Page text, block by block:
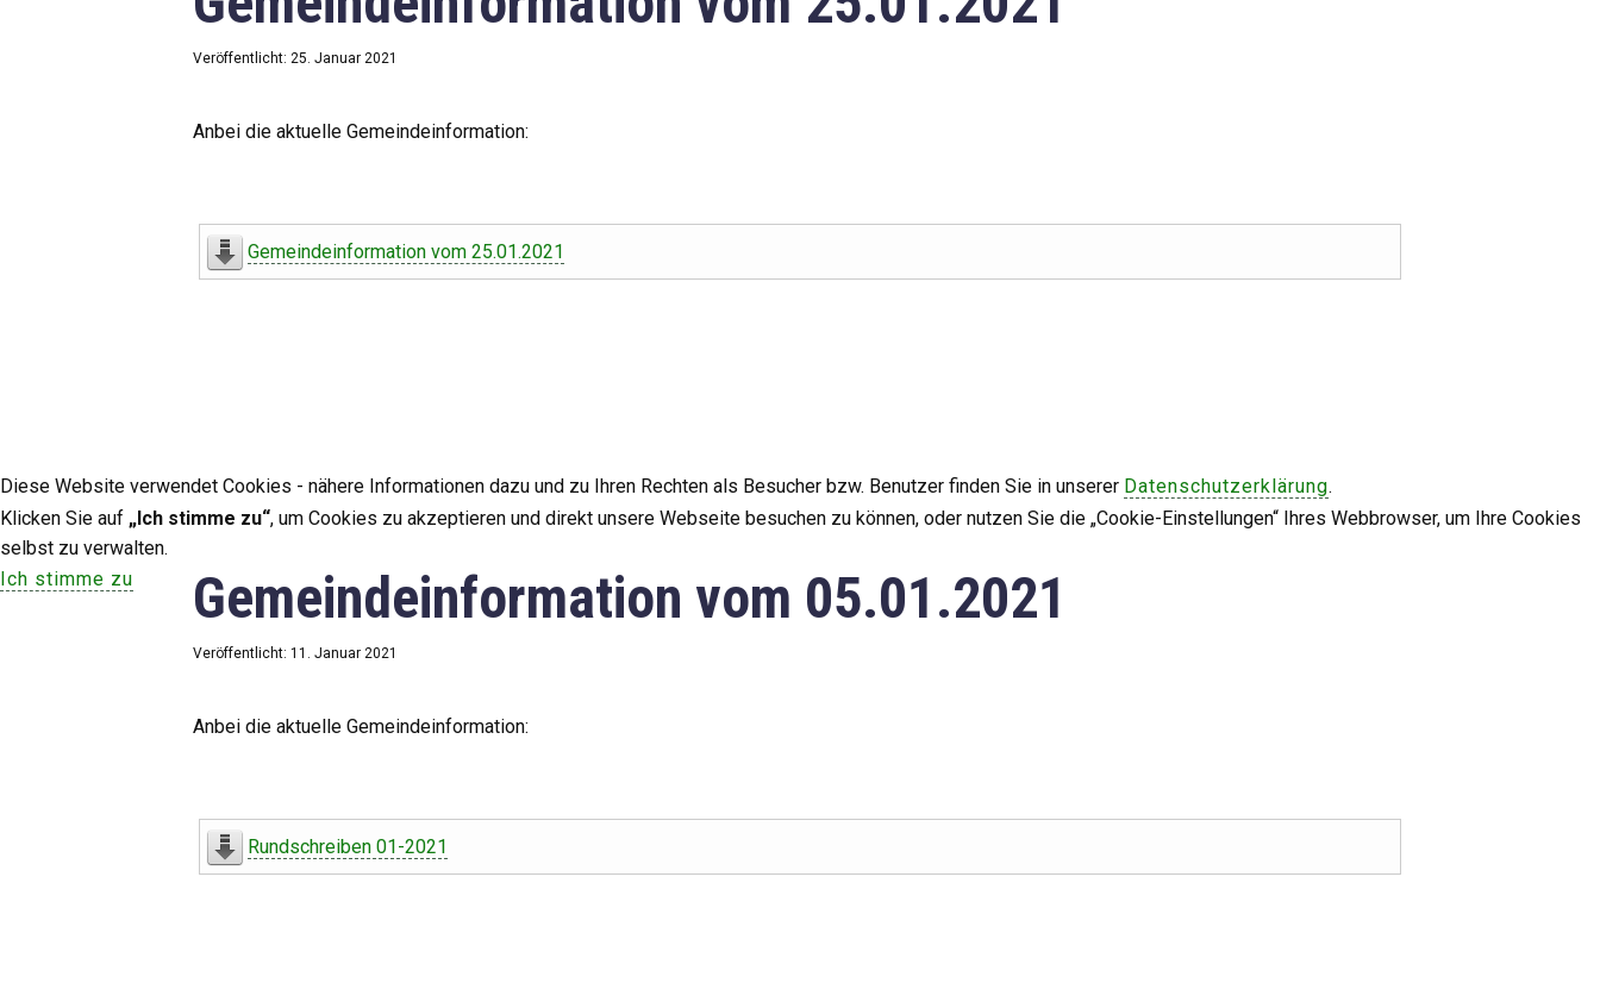
Veröffentlicht: 25. Januar 2021
Anbei die aktuelle Gemeindeinformation:
Gemeindeinformation vom 25.01.2021
Gemeindeinformation vom 05.01.2021
Veröffentlicht: 11. Januar 2021
Anbei die aktuelle Gemeindeinformation:
Rundschreiben 01-2021
Diese Website verwendet Cookies - nähere Informationen dazu und zu Ihren Rechten als Besucher bzw. Benutzer finden Sie in unserer Datenschutzerklärung.
Klicken Sie auf „Ich stimme zu“, um Cookies zu akzeptieren und direkt unsere Webseite besuchen zu können, oder nutzen Sie die „Cookie-Einstellungen“ Ihres Webbrowser, um Ihre Cookies
selbst zu verwalten.
Ich stimme zu